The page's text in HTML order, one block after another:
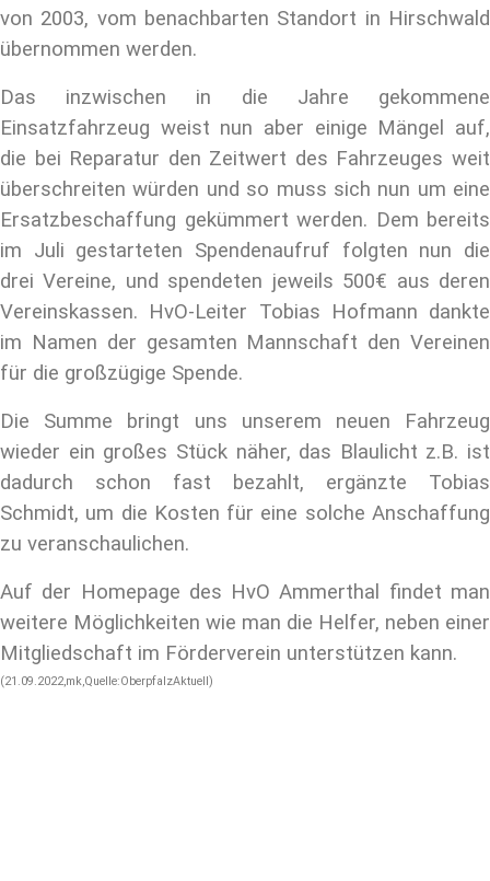
von 2003, vom benachbarten Standort in Hirschwald
übernommen werden.
Das inzwischen in die Jahre gekommene
Einsatzfahrzeug weist nun aber einige Mängel auf,
die bei Reparatur den Zeitwert des Fahrzeuges weit
überschreiten würden und so muss sich nun um eine
Ersatzbeschaffung gekümmert werden. Dem bereits
im Juli gestarteten Spendenaufruf folgten nun die
drei Vereine, und spendeten jeweils 500€ aus deren
Vereinskassen. HvO-Leiter Tobias Hofmann dankte
im Namen der gesamten Mannschaft den Vereinen
für die großzügige Spende.
Die Summe bringt uns unserem neuen Fahrzeug
wieder ein großes Stück näher, das Blaulicht z.B. ist
dadurch schon fast bezahlt, ergänzte Tobias
Schmidt, um die Kosten für eine solche Anschaffung
zu veranschaulichen.
Auf der Homepage des HvO Ammerthal findet man
weitere Möglichkeiten wie man die Helfer, neben einer
Mitgliedschaft im Förderverein unterstützen kann.
(21.09.2022,mk,Quelle:OberpfalzAktuell)